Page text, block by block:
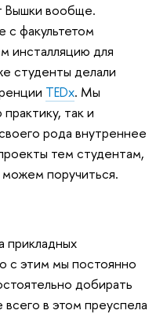
Вышки вообще.
факультетом
инсталляцию для
студенты делали
TEDx. Мы
так и
рода внутреннее
тем студентам,
можем поручиться.
прикладных
с этим мы постоянно
добирать
в этом преуспела